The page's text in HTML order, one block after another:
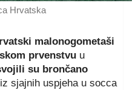
Hrvatska
malonogometaši
prvenstvu u
su brončano
sjajnih uspjeha u socca